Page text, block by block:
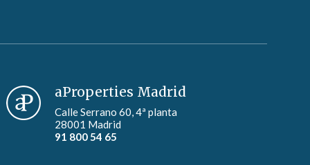
aProperties Madrid
Calle Serrano 60, 4ª planta
28001 Madrid
91 800 54 65